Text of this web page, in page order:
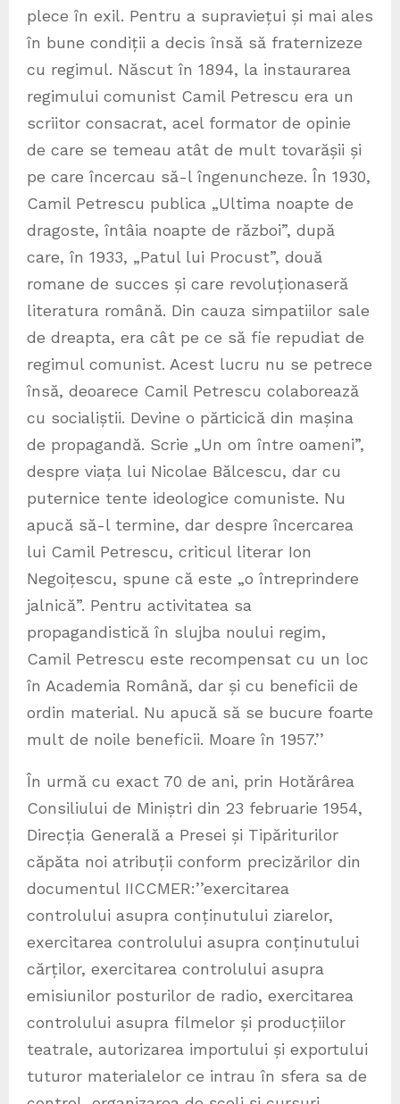
plece în exil. Pentru a supraviețui și mai ales
în bune condiții a decis însă să fraternizeze
cu regimul. Născut în 1894, la instaurarea
regimului comunist Camil Petrescu era un
scriitor consacrat, acel formator de opinie
de care se temeau atât de mult tovarășii și
pe care încercau să-l îngenuncheze. În 1930,
Camil Petrescu publica „Ultima noapte de
dragoste, întâia noapte de război”, după
care, în 1933, „Patul lui Procust”, două
romane de succes și care revoluționaseră
literatura română. Din cauza simpatiilor sale
de dreapta, era cât pe ce să fie repudiat de
regimul comunist. Acest lucru nu se petrece
însă, deoarece Camil Petrescu colaborează
cu socialiștii. Devine o părticică din mașina
de propagandă. Scrie „Un om între oameni”,
despre viața lui Nicolae Bălcescu, dar cu
puternice tente ideologice comuniste. Nu
apucă să-l termine, dar despre încercarea
lui Camil Petrescu, criticul literar Ion
Negoițescu, spune că este „o întreprindere
jalnică”. Pentru activitatea sa
propagandistică în slujba noului regim,
Camil Petrescu este recompensat cu un loc
în Academia Română, dar și cu beneficii de
ordin material. Nu apucă să se bucure foarte
mult de noile beneficii. Moare în 1957.’’
În urmă cu exact 70 de ani, prin Hotărârea
Consiliului de Miniștri din 23 februarie 1954,
Direcția Generală a Presei și Tipăriturilor
căpăta noi atribuții conform precizărilor din
documentul IICCMER:’’exercitarea
controlului asupra conținutului ziarelor,
exercitarea controlului asupra conținutului
cărților, exercitarea controlului asupra
emisiunilor posturilor de radio, exercitarea
controlului asupra filmelor și producțiilor
teatrale, autorizarea importului și exportului
tuturor materialelor ce intrau în sfera sa de